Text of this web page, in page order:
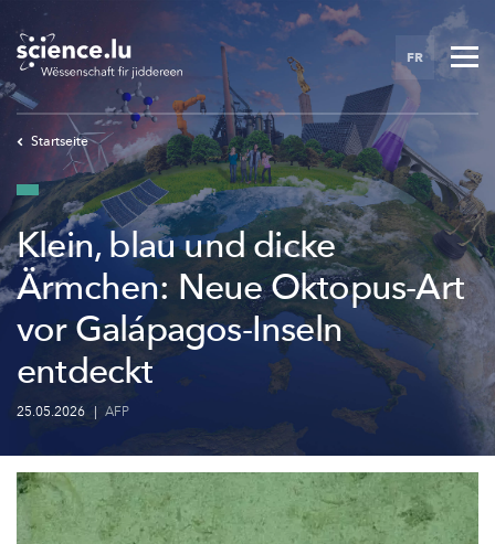
main
content
FR
Startseite
Klein, blau und dicke
Ärmchen: Neue Oktopus-Art
vor Galápagos-Inseln
entdeckt
25.05.2026 | AFP